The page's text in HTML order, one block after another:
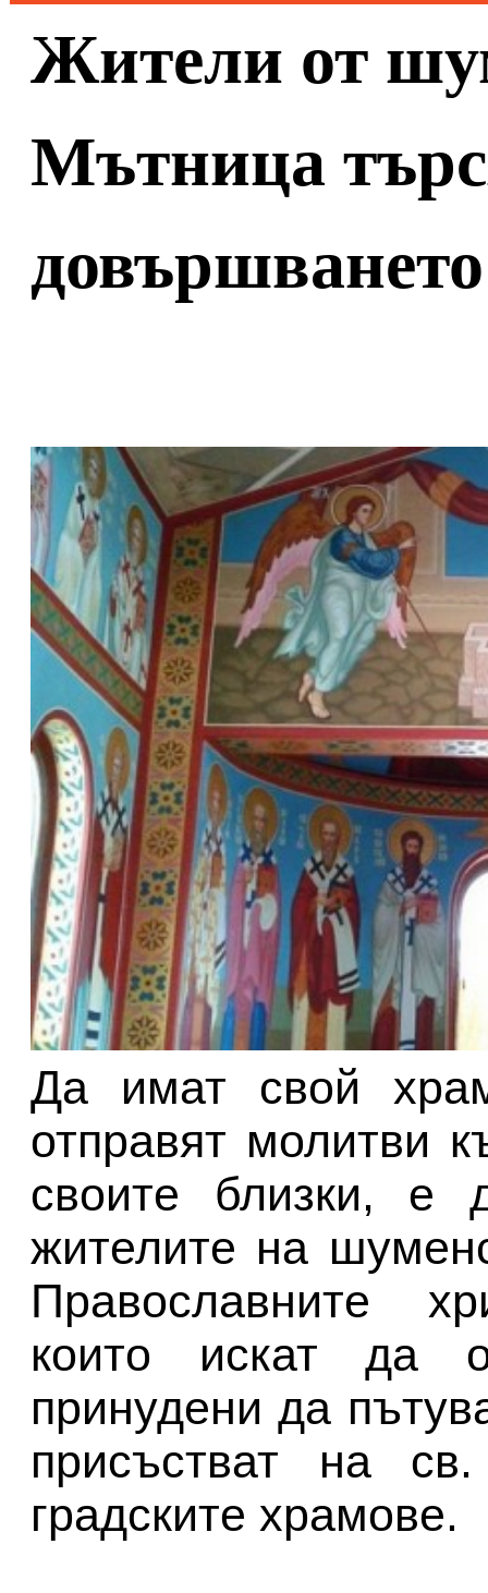
Жители от
Мътница
Да имат свой
отправят молитви
своите близки, е
жителите на
Православните
които искат да
принудени да
присъстват на
градските храмове.